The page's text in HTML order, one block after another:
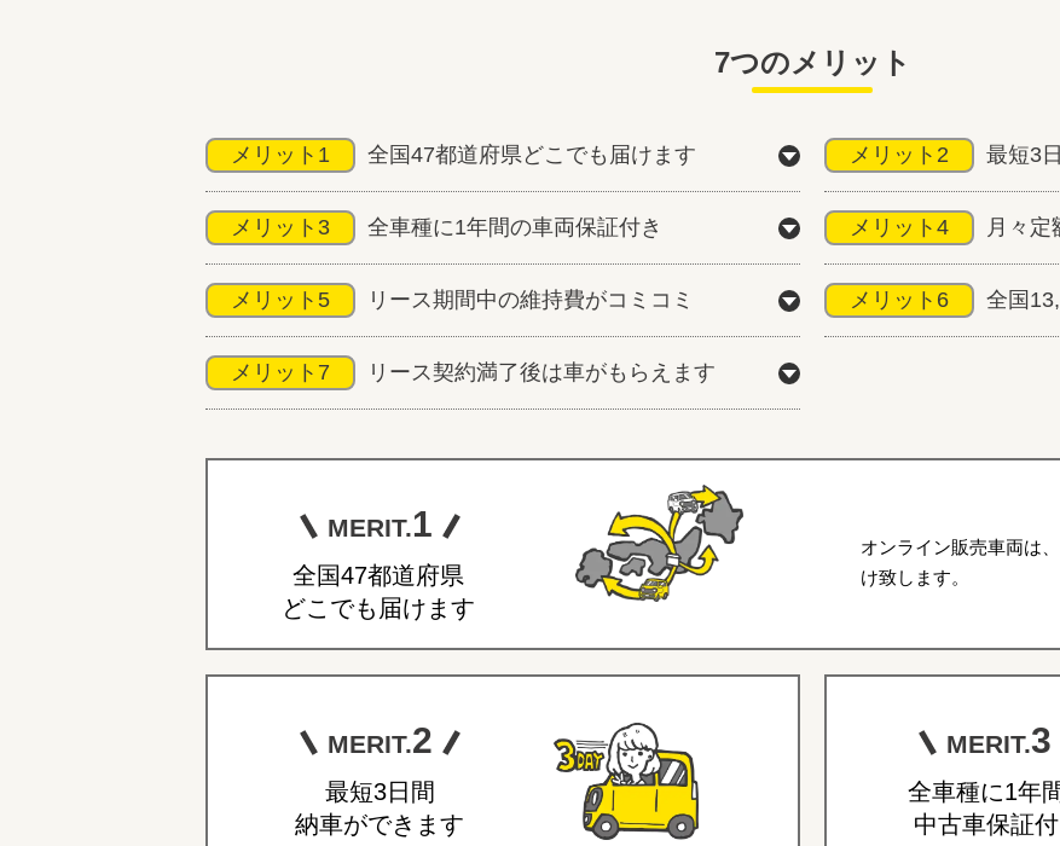
7つのメリット
メリット1 全国47都道府県どこでも届けます メリット2 最短3
メリット3 全車種に1年間の車両保証付き メリット4 月々定
メリット5 リース期間中の維持費がコミコミ メリット6 全国
メリット7 リース契約満了後は車がもらえます
MERIT.1
全国47都道府県
どこでも届けます
オンライン販売車両は
け致します。
MERIT.2
最短3日間
納車ができます
MERIT.3
全車種に1年
中古車保証付